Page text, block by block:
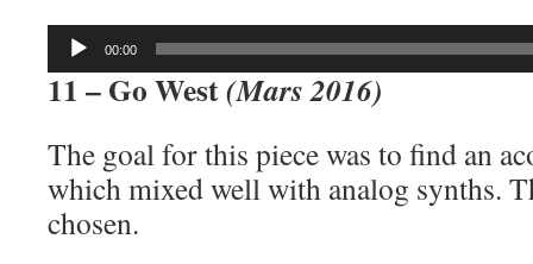
Lecteur
00:00
11 – Go West(Mars 2016)
The goal for this piece was to find an
which mixed well with analog synths.
chosen.